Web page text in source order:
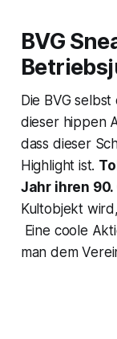
BVG
Die BVG
dieser hippen
dass dieser
Highlight ist.
Jahr ihren
Kultobjekt wird
Eine coole
man dem